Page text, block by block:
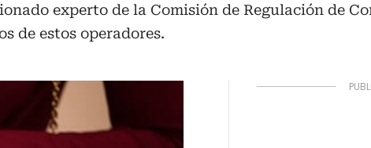
experto de la Comisión de Regulación de
de estos operadores.